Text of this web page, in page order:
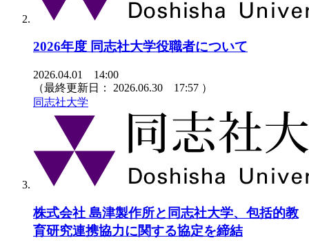
2026年度 同志社大学役職者について
2026.04.01 14:00
（最終更新日： 2026.06.30 17:57 ）
同志社大学
株式会社 島津製作所と同志社大学、包括的教
育研究連携協力に関する協定を締結